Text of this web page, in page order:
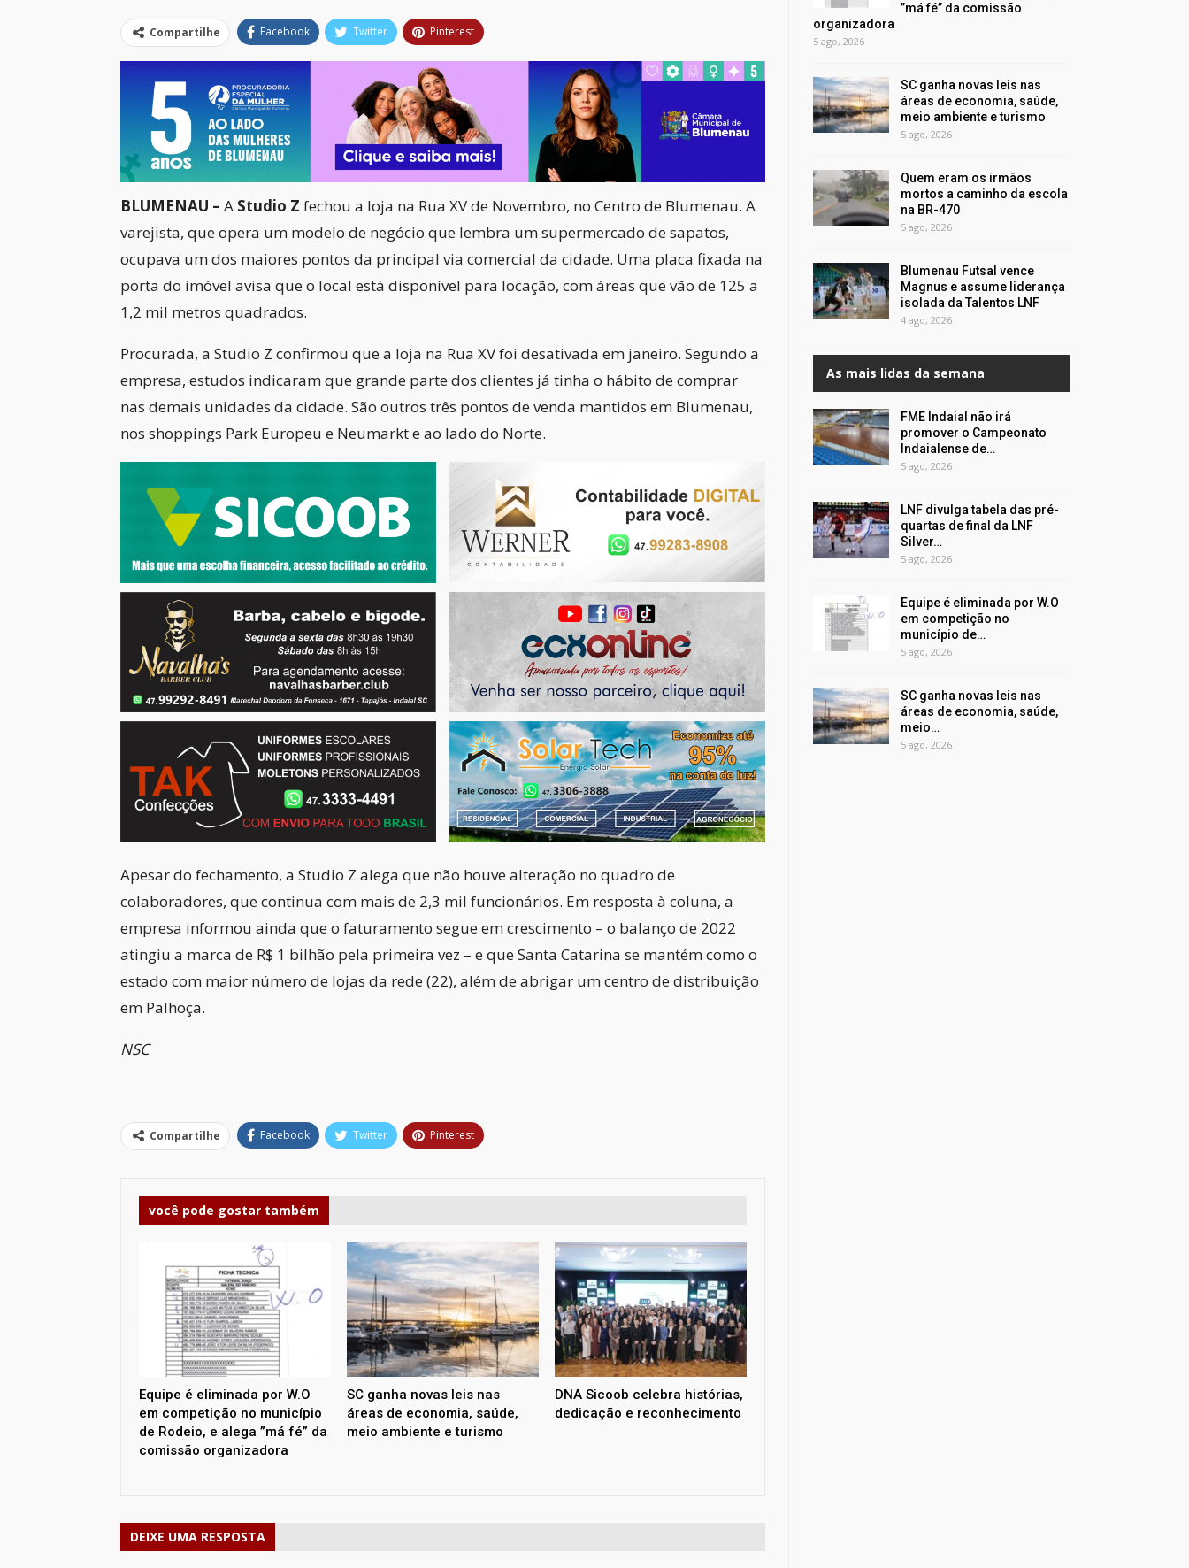
Compartilhe Facebook Twitter Pinterest
BLUMENAU – A Studio Z fechou a loja na Rua XV de Novembro, no Centro de Blumenau. A
varejista, que opera um modelo de negócio que lembra um supermercado de sapatos,
ocupava um dos maiores pontos da principal via comercial da cidade. Uma placa fixada na
porta do imóvel avisa que o local está disponível para locação, com áreas que vão de 125 a
1,2 mil metros quadrados.
Procurada, a Studio Z confirmou que a loja na Rua XV foi desativada em janeiro. Segundo a
empresa, estudos indicaram que grande parte dos clientes já tinha o hábito de comprar
nas demais unidades da cidade. São outros três pontos de venda mantidos em Blumenau,
nos shoppings Park Europeu e Neumarkt e ao lado do Norte.
Apesar do fechamento, a Studio Z alega que não houve alteração no quadro de
colaboradores, que continua com mais de 2,3 mil funcionários. Em resposta à coluna, a
empresa informou ainda que o faturamento segue em crescimento – o balanço de 2022
atingiu a marca de R$ 1 bilhão pela primeira vez – e que Santa Catarina se mantém como o
estado com maior número de lojas da rede (22), além de abrigar um centro de distribuição
em Palhoça.
NSC
Compartilhe Facebook Twitter Pinterest
você pode gostar também
Equipe é eliminada por W.O
em competição no município
de Rodeio, e alega ”má fé” da
comissão organizadora
SC ganha novas leis nas
áreas de economia, saúde,
meio ambiente e turismo
DNA Sicoob celebra histórias,
dedicação e reconhecimento
DEIXE UMA RESPOSTA
”má fé” da comissão
organizadora
5 ago, 2026
SC ganha novas leis nas
áreas de economia, saúde,
meio ambiente e turismo
5 ago, 2026
Quem eram os irmãos
mortos a caminho da escola
na BR-470
5 ago, 2026
Blumenau Futsal vence
Magnus e assume liderança
isolada da Talentos LNF
4 ago, 2026
As mais lidas da semana
FME Indaial não irá
promover o Campeonato
Indaialense de…
5 ago, 2026
LNF divulga tabela das pré-
quartas de final da LNF
Silver…
5 ago, 2026
Equipe é eliminada por W.O
em competição no
município de…
5 ago, 2026
SC ganha novas leis nas
áreas de economia, saúde,
meio…
5 ago, 2026